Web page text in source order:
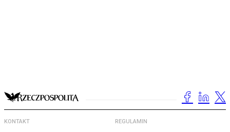
KONTAKT REGULAMIN